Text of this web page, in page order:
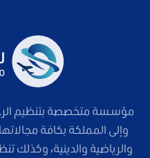
مؤسسة متخصصة بتنظيم
وإلى المملكة بكافة
والرياضية والدينية، وكذلك